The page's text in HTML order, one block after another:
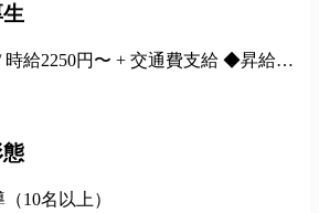
円支給
10名以上）